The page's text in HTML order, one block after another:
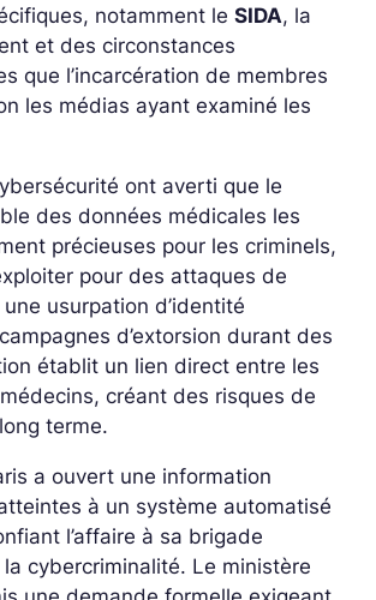
notamment le SIDA, la
et des circonstances
que l’incarcération de membres
les médias ayant examiné les
ont averti que le
des données médicales les
précieuses pour les criminels,
pour des attaques de
usurpation d’identité
d’extorsion durant des
établit un lien direct entre les
créant des risques de
terme.
a ouvert une information
à un système automatisé
l’affaire à sa brigade
cybercriminalité. Le ministère